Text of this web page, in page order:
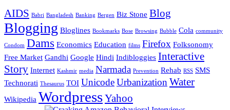
AIDS Babri Bangladesh Banking Bergen Biz Stone Blog
Blogging Bloglines Bookmarks Bose Browsing Bubble Cola community
Condom Dams Economics Education films Firefox Folksonomy
Free Market Gandhi Google Hindi Indibloggies Interactive
Story Internet Kashmir media Narmada Prevention Rehab RSS SMS
Technorati Thesaurus TOI UnicodeUrbanization Water
Wikipedia WordpressYahoo